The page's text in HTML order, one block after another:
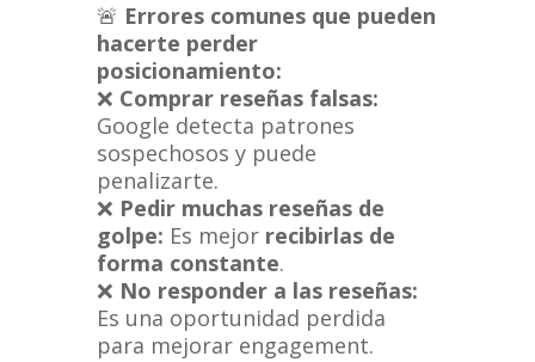
🚨 Errores comunes que pueden
hacerte perder
posicionamiento:
❌ Comprar reseñas falsas:
Google detecta patrones
sospechosos y puede
penalizarte.
❌ Pedir muchas reseñas de
golpe: Es mejor recibirlas de
forma constante.
❌ No responder a las reseñas:
Es una oportunidad perdida
para mejorar engagement.